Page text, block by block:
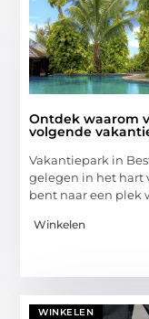
Ontdek waarom
volgende
Vakantiepark in
gelegen in het hart
bent naar een plek
Winkelen
WINKELEN